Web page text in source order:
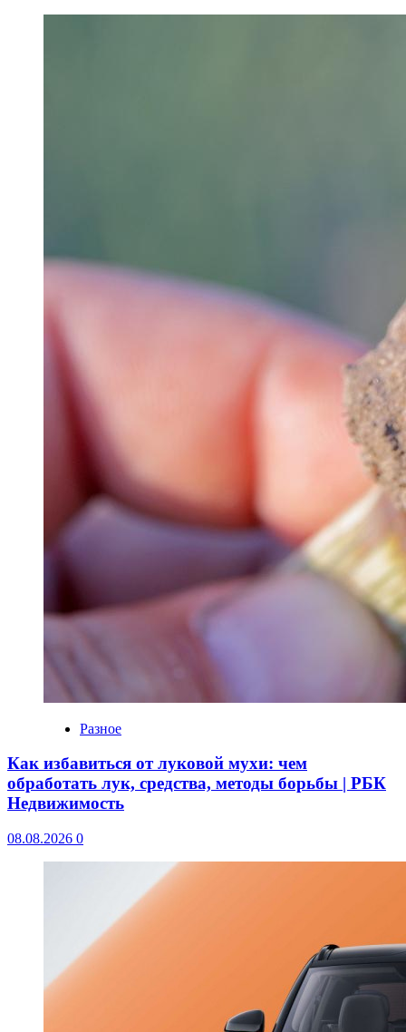
Разное
Как избавиться от луковой мухи: чем
обработать лук, средства, методы борьбы | РБК
Недвижимость
08.08.2026 0